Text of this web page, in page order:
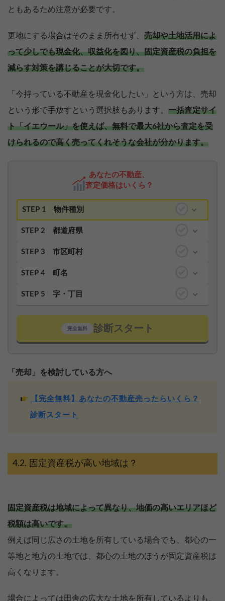
ともあるため注意が必要です。
更地にする場合はそのまま所有せず、 売却や土地活用によ
って少しでも現金化、収益化を図り、固定資産税の負担を
減らす対策を講じることが大切です。
「今持っている不動産を現金化したい」という方は、売却
という形で手放すという選択肢もあります。 一括査定サイ
ト「イエウール」を使えば、無料で最大6社から査定を受
けられるので高く売ってくれそうな会社が分かります。
あなたの不動産、
査定価格はいくら？
STEP 1 物件種別
STEP 2 都道府県
STEP 3 市区町村
STEP 4 町名
STEP 5 字・丁目
完全無料 診断スタート
「売却」を検討している方へ
【完全無料】あなたの不動産売ったらいくら？
診断スタート
固定資産税が高い地域は？
固定資産税は地域によって異なり、地価の高いエリアほど
税額は高いです。
例えば同じ広さの土地を所有している場合でも、都心の一
等地と地方の土地では、都心の土地のほうが固定資産税は
高くなります。
場合によっては田舎の広大な土地を所有しているよりも、